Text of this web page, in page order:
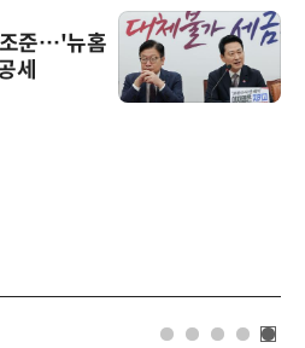
준…'뉴홈
세